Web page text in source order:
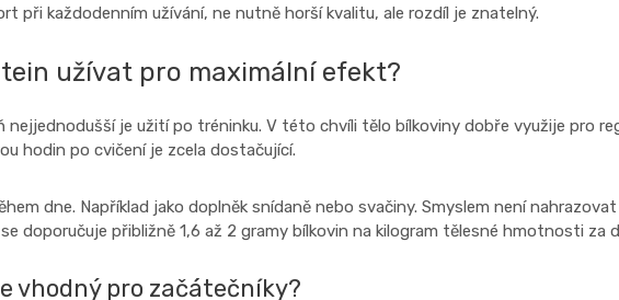
při každodenním užívání, ne nutně horší kvalitu, ale rozdíl je znatelný.
užívat pro maximální efekt?
nejjednodušší je užití po tréninku. V této chvíli tělo bílkoviny dobře využije pro
hodin po cvičení je zcela dostačující.
dne. Například jako doplněk snídaně nebo svačiny. Smyslem není
doporučuje přibližně 1,6 až 2 gramy bílkovin na kilogram tělesné hmotnosti za
vhodný pro začátečníky?